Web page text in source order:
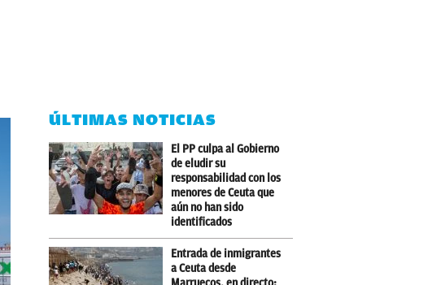
ÚLTIMAS NOTICIAS
El PP culpa al Gobierno
de eludir su
responsabilidad con los
menores de Ceuta que
aún no han sido
identificados
Entrada de inmigrantes
a Ceuta desde